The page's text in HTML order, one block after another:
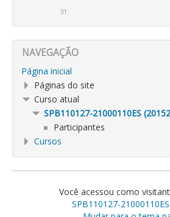
31
NAVEGAÇÃO
Página inicial
Páginas do site
Curso atual
SPB110127-21000110ES
Participantes
Cursos
Você acessou como
SPB110127-